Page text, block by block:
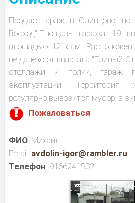
Продаю гараж в Одинцово,
Восход".Площадь гаража 19
площадью 12 кв.м. Расположен
не далеко от квартала "Единый
стеллажи и полки, гараж
эксплуатации. Территория
регулярно вывозится мусор, а
Пожаловаться
ФИО: Михаил
Email: avdolin-igor@rambler.ru
Телефон: 9166241932